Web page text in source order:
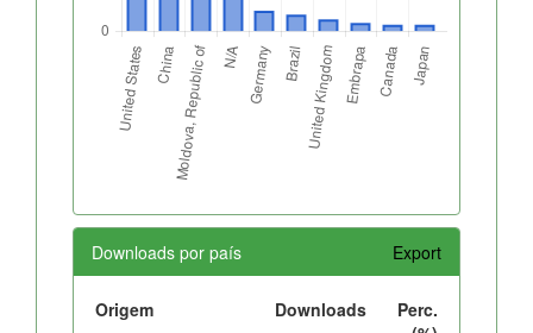
Downloads por país Export
Origem Downloads
Perc.